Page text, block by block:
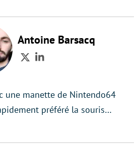
Antoine Barsacq
TwitterLinkedIn
une manette de Nintendo64
préféré la souris…